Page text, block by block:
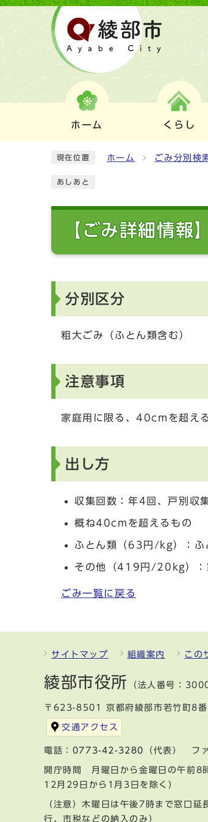
ホーム くらし
現在位置 ホーム ごみ分別検
あしあと
【ごみ詳細情報
分別区分
粗大ごみ（ふとん類含む）
注意事項
家庭用に限る、40cmを超え
出し方
収集回数：年4回、戸別収
概ね40cmを超えるもの
ふとん類（63円/kg）：ふ
その他（419円/20kg）：
ごみ一覧に戻る
サイトマップ 組織案内 この
綾部市役所 （法人番号：
〒623-8501 京都府綾部市若竹町8番
交通アクセス
電話： 0773-42-3280 （代表） フ
開庁時間 月曜日から金曜日の午前8
12月29日から1月3日を除く）
（注意）木曜日は午後7時まで窓口
行、市税などの納入のみ）